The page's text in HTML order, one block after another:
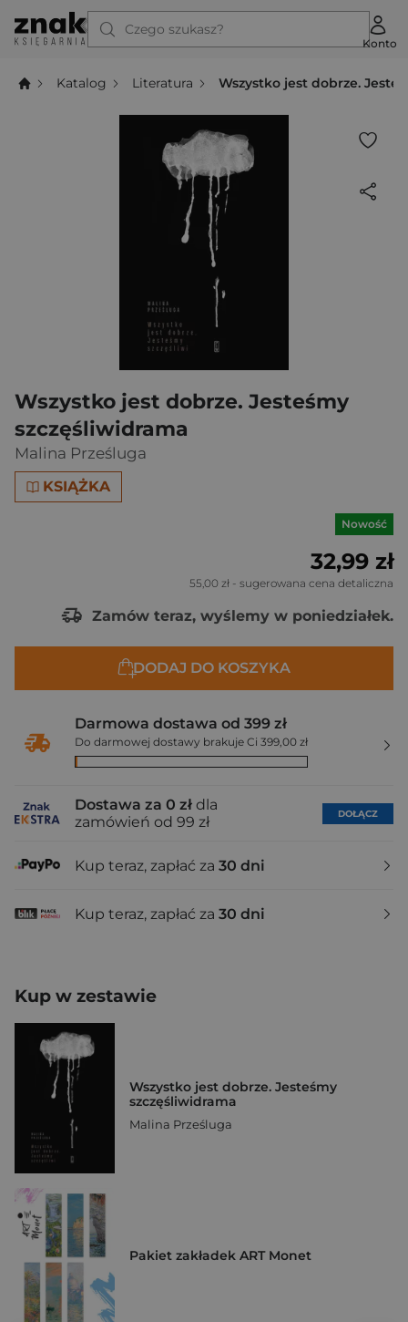
Czego szukasz?
Konto
Katalog Literatura Wszystko jest dobrze.
Wszystko jest dobrze. Jesteśmy
szczęśliwidrama
Malina Prześluga
KSIĄŻKA
Nowość
32,99 zł
55,00 zł - sugerowana cena detaliczna
Zamów teraz, wyślemy w poniedziałek.
DODAJ DO KOSZYKA
Darmowa dostawa od 399 zł
Do darmowej dostawy brakuje Ci 399,00 zł
Dostawa za 0 zł dla
zamówień od 99 zł
DOŁĄCZ
Kup teraz, zapłać za 30 dni
Kup teraz, zapłać za 30 dni
Kup w zestawie
Wszystko jest dobrze. Jesteśmy
szczęśliwidrama
Malina Prześluga
Pakiet zakładek ART Monet